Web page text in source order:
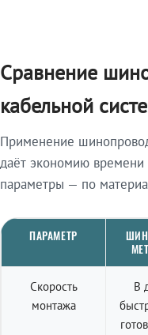
Сравнение
кабельной
Применение
даёт экономию
параметры — по
ПАРАМЕТР
Скорость
монтажа
В